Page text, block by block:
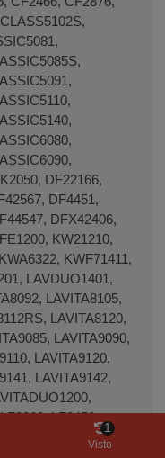
DF22166,
DF4451,
DFX42406,
KW21210,
KWF71411,
LAVDUO1401,
LAVITA8105,
LAVITA8120,
LAVITA9090,
LAVITA9120,
LAVITA9142,
LF2450,
LT2050,
Visto
1